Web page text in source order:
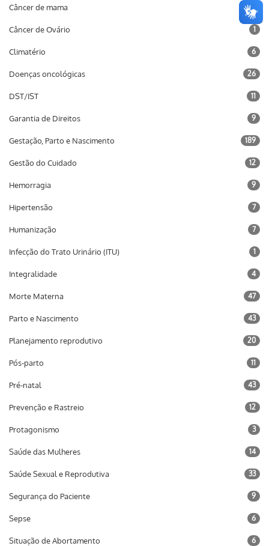
Câncer de mama 12
Câncer de Ovário 1
Climatério 6
Doenças oncológicas 26
DST/IST 11
Garantia de Direitos 9
Gestação, Parto e Nascimento 189
Gestão do Cuidado 12
Hemorragia 9
Hipertensão 7
Humanização 7
Infecção do Trato Urinário (ITU) 1
Integralidade 4
Morte Materna 47
Parto e Nascimento 43
Planejamento reprodutivo 20
Pós-parto 11
Pré-natal 43
Prevenção e Rastreio 12
Protagonismo 3
Saúde das Mulheres 14
Saúde Sexual e Reprodutiva 33
Segurança do Paciente 9
Sepse 6
Situação de Abortamento 6